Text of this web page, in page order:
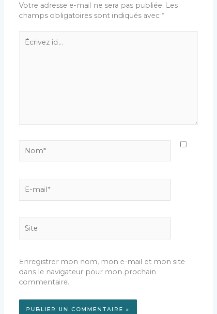
Votre adresse e-mail ne sera pas publiée. Les
champs obligatoires sont indiqués avec *
Écrivez
ici…
mail*
Enregistrer mon nom, mon e-mail et mon site
dans le navigateur pour mon prochain
commentaire.